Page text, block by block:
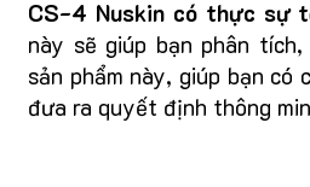
CS-4 Nuskin có thực sự
này sẽ giúp bạn phân
sản phẩm này, giúp bạn có
đưa ra quyết định thông